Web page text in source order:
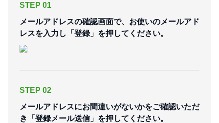
STEP 01
メールアドレスの確認画面で、お使いのメールアド
レスを入力し「登録」を押してください。
STEP 02
メールアドレスにお間違いがないかをご確認いただ
き「登録メール送信」を押してください。